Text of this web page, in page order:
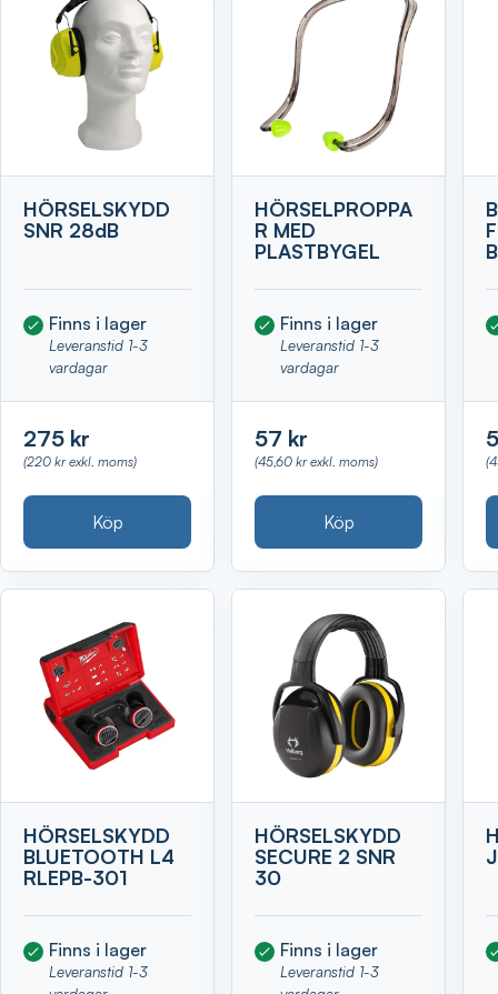
HÖRSELSKYDD
SNR 28dB
Finns i lager
Leveranstid 1-3
vardagar
275 kr
(220 kr exkl. moms)
Köp
HÖRSELPROPPA
R MED
PLASTBYGEL
Finns i lager
Leveranstid 1-3
vardagar
57 kr
(45,60 kr exkl. moms)
Köp
HÖRSELSKYDD
BLUETOOTH L4
RLEPB-301
Finns i lager
Leveranstid 1-3
HÖRSELSKYDD
SECURE 2 SNR
30
Finns i lager
Leveranstid 1-3